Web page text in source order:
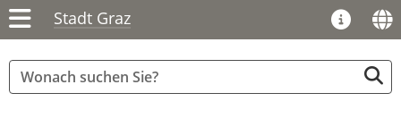
Stadt Graz